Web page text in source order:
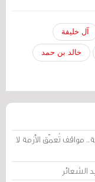
آل خليفة
خالد بن حمد
مواقف تُعمّق الأزمة لا
الشعائر